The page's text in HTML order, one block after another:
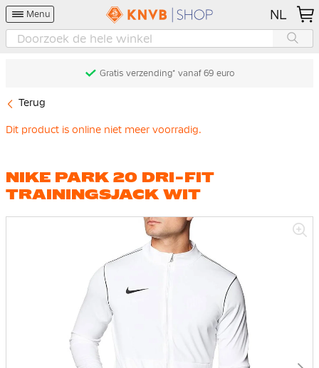
Menu NL
Gratis verzending* vanaf 69 euro
Terug
Dit product is online niet meer voorradig.
NIKE PARK 20 DRI-FIT
TRAININGSJACK WIT